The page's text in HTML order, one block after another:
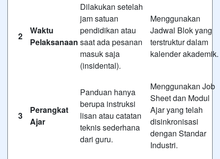
2
Waktu
Pelaksanaan
Dilakukan setelah
jam satuan
pendidikan atau
saat ada pesanan
masuk saja
(insidental).
Menggunakan
Jadwal Blok yang
terstruktur dalam
kalender akademik.
3
Perangkat
Ajar
Panduan hanya
berupa instruksi
lisan atau catatan
teknis sederhana
dari guru.
Menggunakan Job
Sheet dan Modul
Ajar yang telah
disinkronisasi
dengan Standar
Industri.